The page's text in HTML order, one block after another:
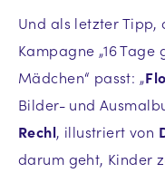
Und als letzter Tipp,
Kampagne „16
Mädchen“ passt: „
Bilder- und
Rechl, illustriert von
darum geht, Kinder